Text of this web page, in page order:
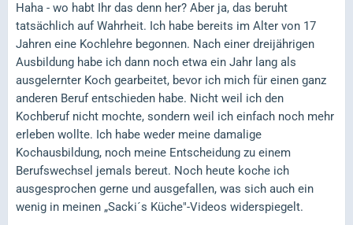
Haha - wo habt Ihr das denn her? Aber ja, das beruht
tatsächlich auf Wahrheit. Ich habe bereits im Alter von 17
Jahren eine Kochlehre begonnen. Nach einer dreijährigen
Ausbildung habe ich dann noch etwa ein Jahr lang als
ausgelernter Koch gearbeitet, bevor ich mich für einen ganz
anderen Beruf entschieden habe. Nicht weil ich den
Kochberuf nicht mochte, sondern weil ich einfach noch mehr
erleben wollte. Ich habe weder meine damalige
Kochausbildung, noch meine Entscheidung zu einem
Berufswechsel jemals bereut. Noch heute koche ich
ausgesprochen gerne und ausgefallen, was sich auch ein
wenig in meinen „Sacki´s Küche"-Videos widerspiegelt.